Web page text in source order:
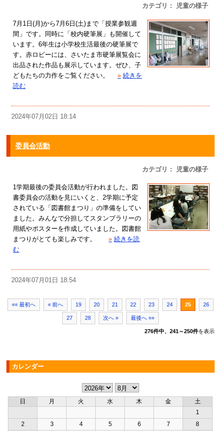
カテゴリ： 児童の様子
7月1日(月)から7月6日(土)まで「授業参観週
間」です。同時に「校内硬筆展」も開催して
います。6年生は小学校生活最後の硬筆展で
す。赤ロビーには、さいたま市硬筆展覧会に
出品された作品も展示しています。ぜひ、子
どもたちの力作をご覧ください。
» 続きを
読む
2024年07月02日 18:14
委員会活動
カテゴリ： 児童の様子
1学期最後の委員会活動が行われました。図
書委員会の活動を見にいくと、2学期に予定
されている「図書館まつり」の準備をしてい
ました。みんなで分担してスタンプラリーの
用紙やポスターを作成していました。図書館
まつりがとても楽しみです。
» 続きを読
む
2024年07月01日 18:54
«« 最初へ « 前へ 19 20 21 22 23 24 25 26
27 28 次へ » 最後へ »»
276件中、241～250件を表示
カレンダー
日 月 火 水 木 金
土
1
2
3 4 5 6 7 8